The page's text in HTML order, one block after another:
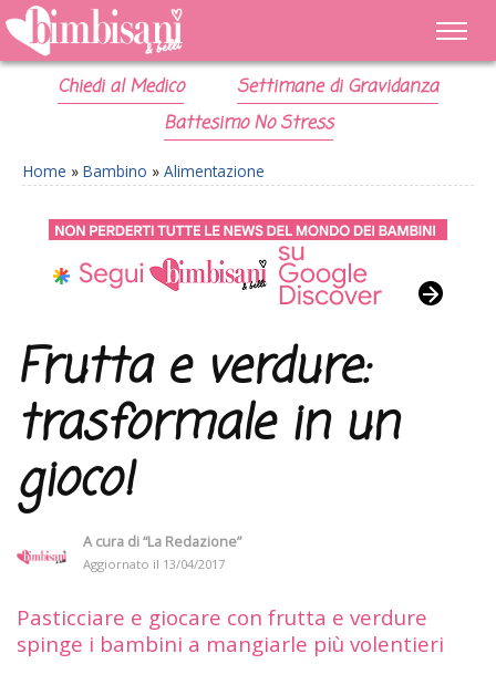
Chiedi al Medico
Settimane di Gravidanza
Battesimo No Stress
Home » Bambino » Alimentazione
Frutta e verdure:
trasformale in un
gioco!
A cura di“La Redazione”
Aggiornato il 13/04/2017
Pasticciare e giocare con frutta e verdure
spinge i bambini a mangiarle più volentieri